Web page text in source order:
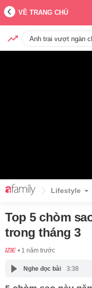
VỀ TRANG CHỦ
Anh trai vượt ngàn
Lifestyle
Top 5 chòm
trong tháng 3
IZIE 1 năm trước
Nghe đọc bài 3:38